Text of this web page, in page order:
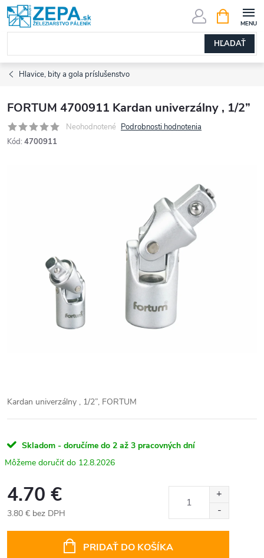
Prejsť
na
obsah
HĽADAŤ
KOŠÍK
Hlavice, bity a gola príslušenstvo
FORTUM 4700911 Kardan univerzálny , 1/2”
Neohodnotené Podrobnosti hodnotenia
Kód: 4700911
Kardan univerzálny , 1/2”, FORTUM
Skladom - doručíme do 2 až 3 pracovných dní
12.8.2026
4.70 €
3.80 € bez DPH
PRIDAŤ DO KOŠÍKA